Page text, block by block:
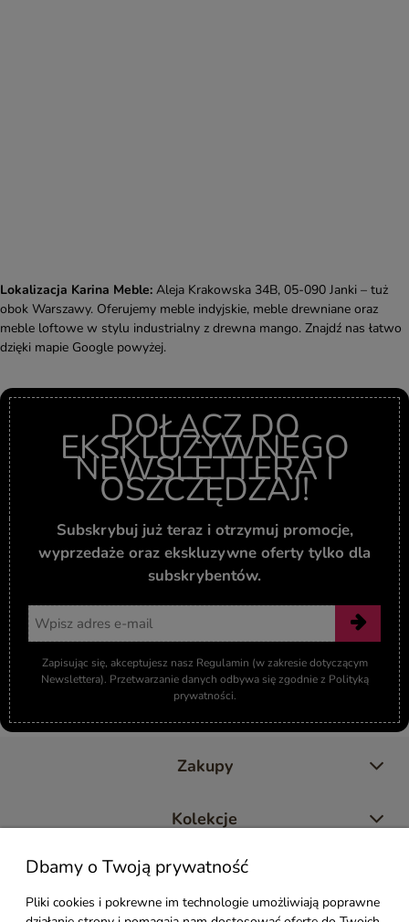
Lokalizacja Karina Meble: Aleja Krakowska 34B, 05-090 Janki – tuż
obok Warszawy. Oferujemy meble indyjskie, meble drewniane oraz
meble loftowe w stylu industrialny z drewna mango. Znajdź nas łatwo
dzięki mapie Google powyżej.
DOŁĄCZ DO
EKSKLUZYWNEGO
NEWSLETTERA I
OSZCZĘDZAJ!
Subskrybuj już teraz i otrzymuj promocje,
wyprzedaże oraz ekskluzywne oferty tylko dla
subskrybentów.
Zapisując się, akceptujesz nasz Regulamin (w zakresie dotyczącym
Newslettera). Przetwarzanie danych odbywa się zgodnie z Polityką
prywatności.
Zakupy
Kolekcje
Moje konto
Dbamy o Twoją prywatność
Pliki cookies i pokrewne im technologie umożliwiają poprawne